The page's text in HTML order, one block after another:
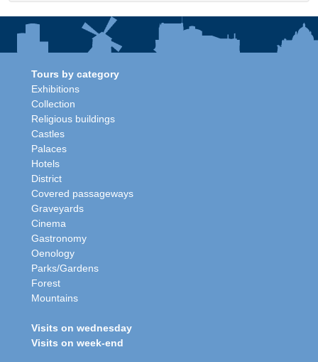
Tours by category
Exhibitions
Collection
Religious buildings
Castles
Palaces
Hotels
District
Covered passageways
Graveyards
Cinema
Gastronomy
Oenology
Parks/Gardens
Forest
Mountains
Visits on wednesday
Visits on week-end